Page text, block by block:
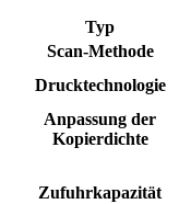
Typ
Scan-Methode
Drucktechnologie
Anpassung der
Kopierdichte
Zufuhrkapazität